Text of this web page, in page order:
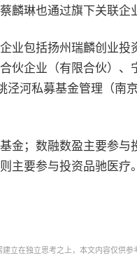
麟琳也通过旗下关联企
业包括扬州瑞麟创业
伙企业（有限合伙）
河私募基金管理（
金；数融数盈主要参
主要参与投资品驰医疗。
在独立思考之上，本文内容仅供参